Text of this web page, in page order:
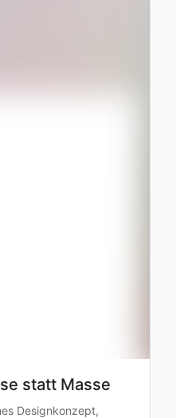
statt Masse
Designkonzept,